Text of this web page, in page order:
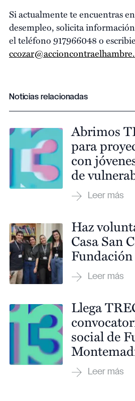
Si actualmente te encuentras
desempleo, solicita
el teléfono 917966048 o
Noticias relacionadas
Abrimos
para
con
de
Haz
Casa San
Llega
social de